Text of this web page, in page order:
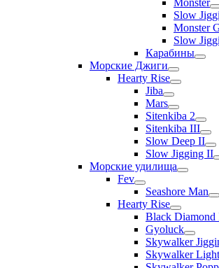
Monster
Slow
Monster
Slow
Карабины
Морские Джиги
Hearty Rise
Jiba
Mars
Sitenkiba 2
Sitenkiba III
Slow Deep II
Slow Jigging II
Морские удилища
Fev
Seashore Man
Hearty Rise
Black Diamond
Gyoluck
Skywalker
Skywalker